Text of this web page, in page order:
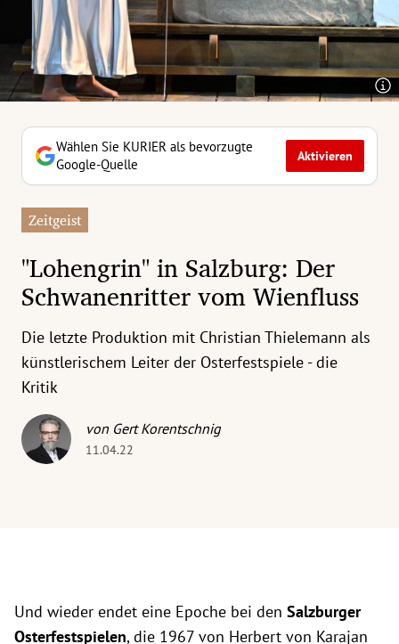
Untermenü
Untermenü
Untermenü
Untermenü
Untermenü
Untermenü
Untermenü
Untermenü
Wählen Sie KURIER als bevorzugte
Google-Quelle
Aktivieren
Zeitgeist
"Lohengrin" in Salzburg: Der
Schwanenritter vom Wienfluss
Die letzte Produktion mit Christian Thielemann als
künstlerischem Leiter der Osterfestspiele - die
Kritik
von Gert Korentschnig
11.04.22
Und wieder endet eine Epoche bei den Salzburger
Osterfestspielen, die 1967 von Herbert von Karajan